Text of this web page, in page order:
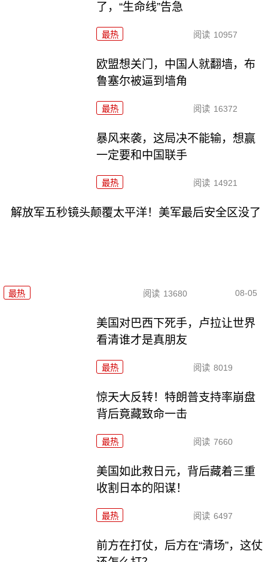
了，“生命线”告急
最热 阅读 10957
欧盟想关门，中国人就翻墙，布
鲁塞尔被逼到墙角
最热 阅读 16372
暴风来袭，这局决不能输，想赢
一定要和中国联手
最热 阅读 14921
解放军五秒镜头颠覆太平洋！美军最后安全区没了
最热 阅读 13680 08-05
美国对巴西下死手，卢拉让世界
看清谁才是真朋友
最热 阅读 8019
惊天大反转！特朗普支持率崩盘
背后竟藏致命一击
最热 阅读 7660
美国如此救日元，背后藏着三重
收割日本的阳谋！
最热 阅读 6497
前方在打仗，后方在“清场”，这仗